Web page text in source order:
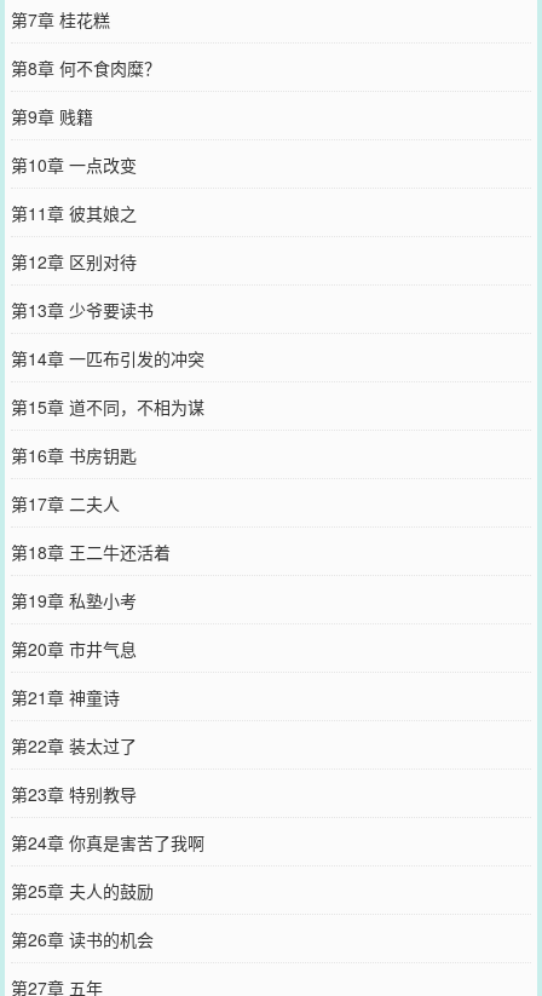
第7章 桂花糕
第8章 何不食肉糜？
第9章 贱籍
第10章 一点改变
第11章 彼其娘之
第12章 区别对待
第13章 少爷要读书
第14章 一匹布引发的冲突
第15章 道不同，不相为谋
第16章 书房钥匙
第17章 二夫人
第18章 王二牛还活着
第19章 私塾小考
第20章 市井气息
第21章 神童诗
第22章 装太过了
第23章 特别教导
第24章 你真是害苦了我啊
第25章 夫人的鼓励
第26章 读书的机会
第27章 五年